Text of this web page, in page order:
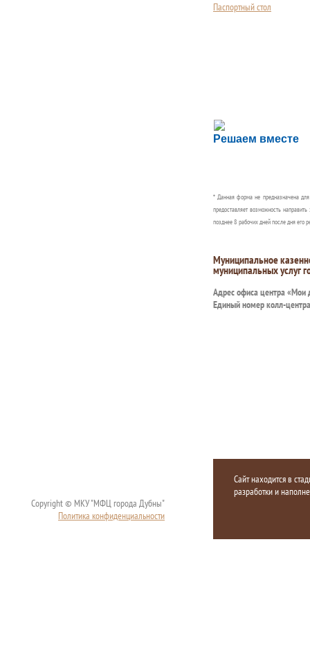
Паспортный стол
Решаем вместе
Сложности с
Сообщите об этом
* Данная форма не предназначена
предоставляет возможность
позднее 8 рабочих дней после дня его
Муниципальное
муниципальных услуг
Адрес офиса центра «Мои
Единый номер колл-
Copyright © МКУ "МФЦ города Дубны"
Политика конфиденциальности
Сайт находится в
разработки и